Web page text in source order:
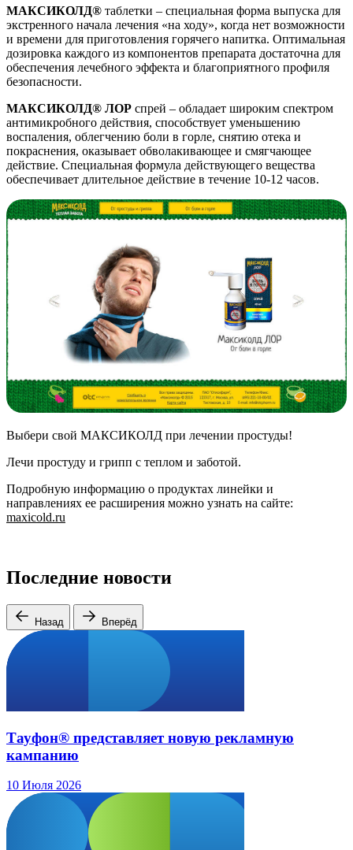
МАКСИКОЛД® таблетки – специальная форма выпуска для
экстренного начала лечения «на ходу», когда нет возможности
и времени для приготовления горячего напитка. Оптимальная
дозировка каждого из компонентов препарата достаточна для
обеспечения лечебного эффекта и благоприятного профиля
безопасности.
МАКСИКОЛД® ЛОР спрей – обладает широким спектром
антимикробного действия, способствует уменьшению
воспаления, облегчению боли в горле, снятию отека и
покраснения, оказывает обволакивающее и смягчающее
действие. Специальная формула действующего вещества
обеспечивает длительное действие в течение 10-12 часов.
Выбери свой МАКСИКОЛД при лечении простуды!
Лечи простуду и грипп с теплом и заботой.
Подробную информацию о продуктах линейки и
направлениях ее расширения можно узнать на сайте:
maxicold.ru
Последние новости
Назад Вперёд
Тауфон® представляет новую рекламную
кампанию
10 Июля 2026